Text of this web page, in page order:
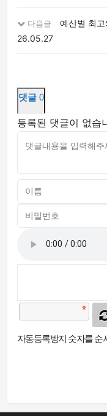
다음글
예산별 최
26.05.27
댓글 0
등록된 댓글이 없습
자동등록방지 숫자를 순